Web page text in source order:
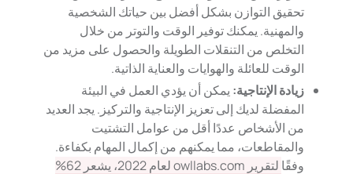
تحقيق التوازن بشكل أفضل بين حياتك الشخصية
والمهنية. يمكنك توفير الوقت والتوتر من خلال
التخلص من التنقلات الطويلة والحصول على مزيد من
الوقت للعائلة والهوايات والعناية الذاتية.
زيادة الإنتاجية: يمكن أن يؤدي العمل في البيئة
المفضلة لديك إلى تعزيز الإنتاجية والتركيز. يجد العديد
من الأشخاص عددًا أقل من عوامل التشتيت
والمقاطعات، مما يمكنهم من إكمال المهام بكفاءة.
وفقًا
لتقرير owllabs.com لعام 2022، يشعر 62%